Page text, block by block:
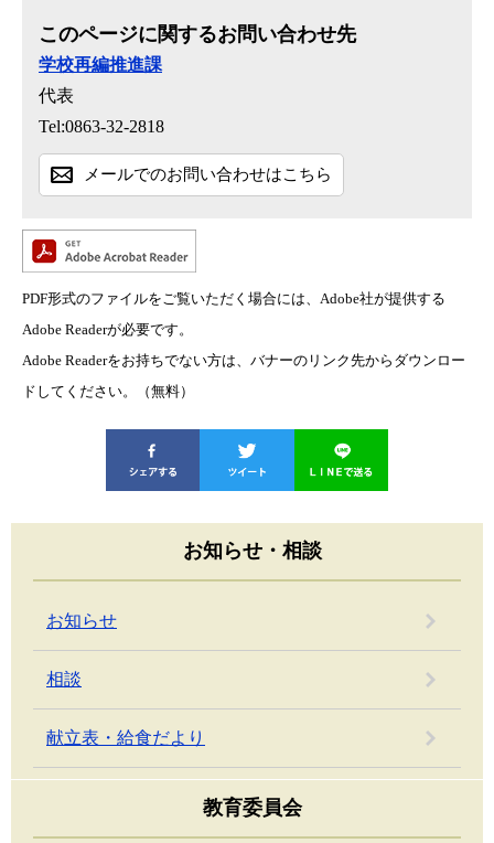
このページに関するお問い合わせ先
学校再編推進課
代表
Tel:0863-32-2818
メールでのお問い合わせはこちら
PDF形式のファイルをご覧いただく場合には、Adobe社が提供する
Adobe Readerが必要です。
Adobe Readerをお持ちでない方は、バナーのリンク先からダウンロー
ドしてください。（無料）
お知らせ・相談
お知らせ
相談
献立表・給食だより
教育委員会